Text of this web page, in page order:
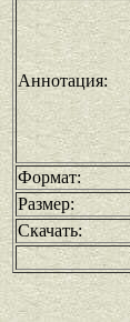
Аннотация:
Формат:
Размер:
Скачать: